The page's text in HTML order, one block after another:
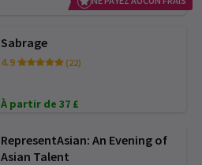
Sabrage
4.9 (22)
À partir de 37 £
RepresentAsian: An Evening of
Asian Talent